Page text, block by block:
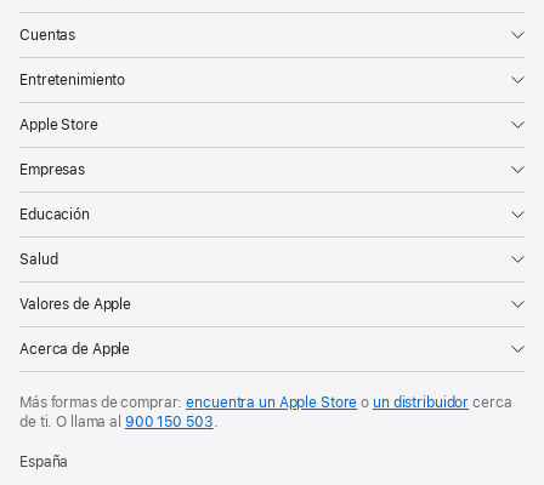
Cuentas
Entretenimiento
Apple Store
Empresas
Educación
Salud
Valores de Apple
Acerca de Apple
Más formas de comprar:encuentra un Apple Store oun distribuidor cerca
de ti. O
llama al 900 150 503.
España